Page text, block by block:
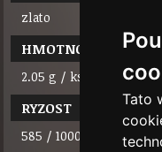
Tato
zlato
HMOTNOST
2.05 g / ks
RYZOST
585 / 1000 (14 karátů)